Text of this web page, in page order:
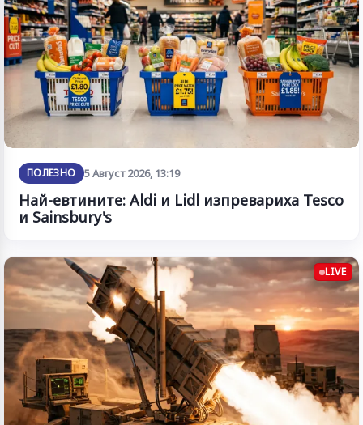
ПОЛЕЗНО 5 Август 2026, 13:19
Най-евтините: Aldi и Lidl изпревариха Tesco
и Sainsbury's
LIVE